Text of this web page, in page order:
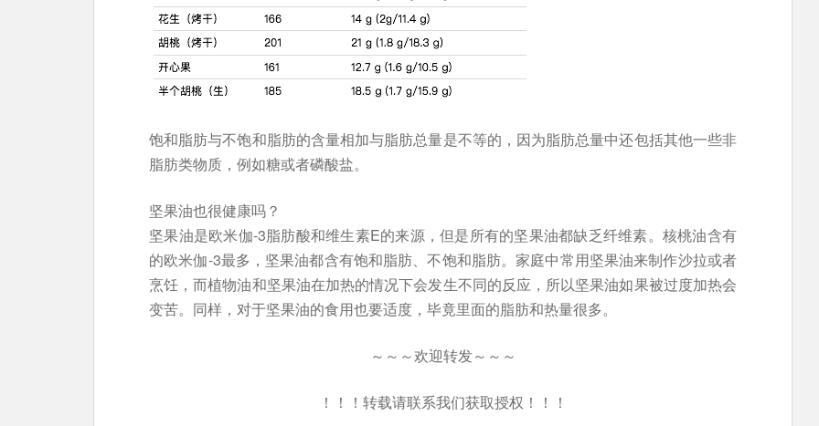
饱和脂肪与不饱和脂肪的含量相加与脂肪总量是不等的，因为脂肪总量中还包括其他一些非
脂肪类物质，例如糖或者磷酸盐。
坚果油也很健康吗？
坚果油是欧米伽-3脂肪酸和维生素E的来源，但是所有的坚果油都缺乏纤维素。核桃油含有
的欧米伽-3最多，坚果油都含有饱和脂肪、不饱和脂肪。家庭中常用坚果油来制作沙拉或者
烹饪，而植物油和坚果油在加热的情况下会发生不同的反应，所以坚果油如果被过度加热会
变苦。同样，对于坚果油的食用也要适度，毕竟里面的脂肪和热量很多。
～～～欢迎转发～～～
！！！转载请联系我们获取授权！！！